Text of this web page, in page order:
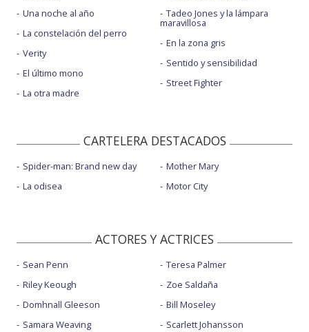
Una noche al año
La constelación del perro
Verity
El último mono
La otra madre
Tadeo Jones y la lámpara
maravillosa
En la zona gris
Sentido y sensibilidad
Street Fighter
CARTELERA DESTACADOS
Spider-man: Brand new day
La odisea
Mother Mary
Motor City
ACTORES Y ACTRICES
Sean Penn
Riley Keough
Domhnall Gleeson
Samara Weaving
Teresa Palmer
Zoe Saldaña
Bill Moseley
Scarlett Johansson